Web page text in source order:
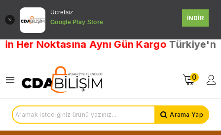
Ücretsiz
Google Play Store
İNDİR
Noktasına Aynı Gün KargoTürkiye'nin
0
Arama Yap